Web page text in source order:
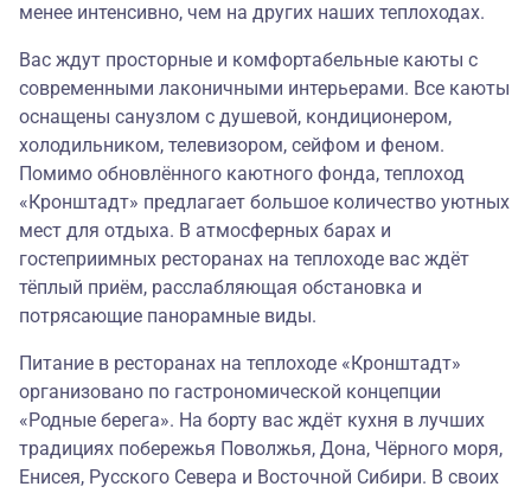
менее интенсивно, чем на других наших теплоходах.
Вас ждут просторные и комфортабельные каюты с
современными лаконичными интерьерами. Все каюты
оснащены санузлом с душевой, кондиционером,
холодильником, телевизором, сейфом и феном.
Помимо обновлённого каютного фонда, теплоход
«Кронштадт» предлагает большое количество уютных
мест для отдыха. В атмосферных барах и
гостеприимных ресторанах на теплоходе вас ждёт
тёплый приём, расслабляющая обстановка и
потрясающие панорамные виды.
Питание в ресторанах на теплоходе «Кронштадт»
организовано по гастрономической концепции
«Родные берега». На борту вас ждёт кухня в лучших
традициях побережья Поволжья, Дона, Чёрного моря,
Енисея, Русского Севера и Восточной Сибири. В своих